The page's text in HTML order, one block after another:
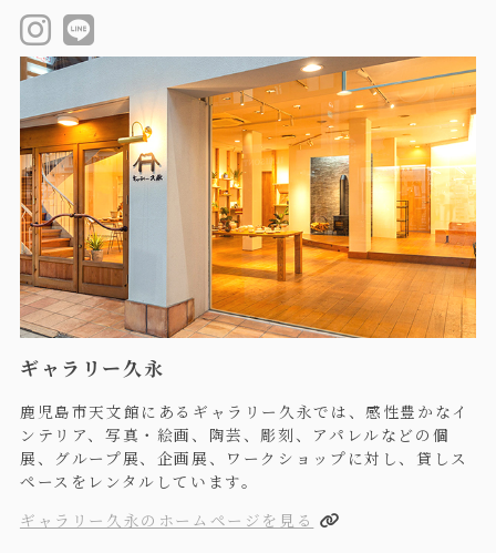
ギャラリー久永
鹿児島市天文館にあるギャラリー久永では、感性豊かなイ
ンテリア、写真・絵画、陶芸、彫刻、アパレルなどの個
展、グループ展、企画展、ワークショップに対し、貸しス
ペースをレンタルしています。
ギャラリー久永のホームページを見る